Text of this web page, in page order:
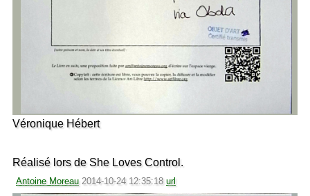
Véronique Hébert
Réalisé lors de She Loves Control.
Antoine Moreau 2014-10-24 12:35:18 url